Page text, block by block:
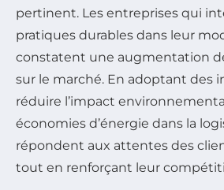
pertinent. Les entreprises qui
pratiques durables dans leur
constatent une augmentation
sur le marché. En adoptant des
réduire l’impact
économies d’énergie dans la
répondent aux attentes des
tout en renforçant leur